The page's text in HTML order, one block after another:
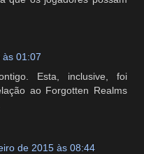
01:07
Esta, inclusive, foi
ao Forgotten Realms
de 2015 às 08:44